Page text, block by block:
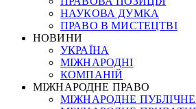
НАУКОВА ДУМКА
ПРАВО В МИСТЕЦТВІ
НОВИНИ
УКРАЇНА
МІЖНАРОДНІ
КОМПАНІЙ
МІЖНАРОДНЕ ПРАВО
МІЖНАРОДНЕ